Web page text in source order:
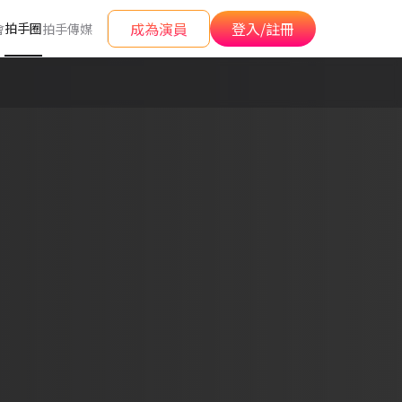
拍手圈拍手傳媒 成為演員 登入/註冊